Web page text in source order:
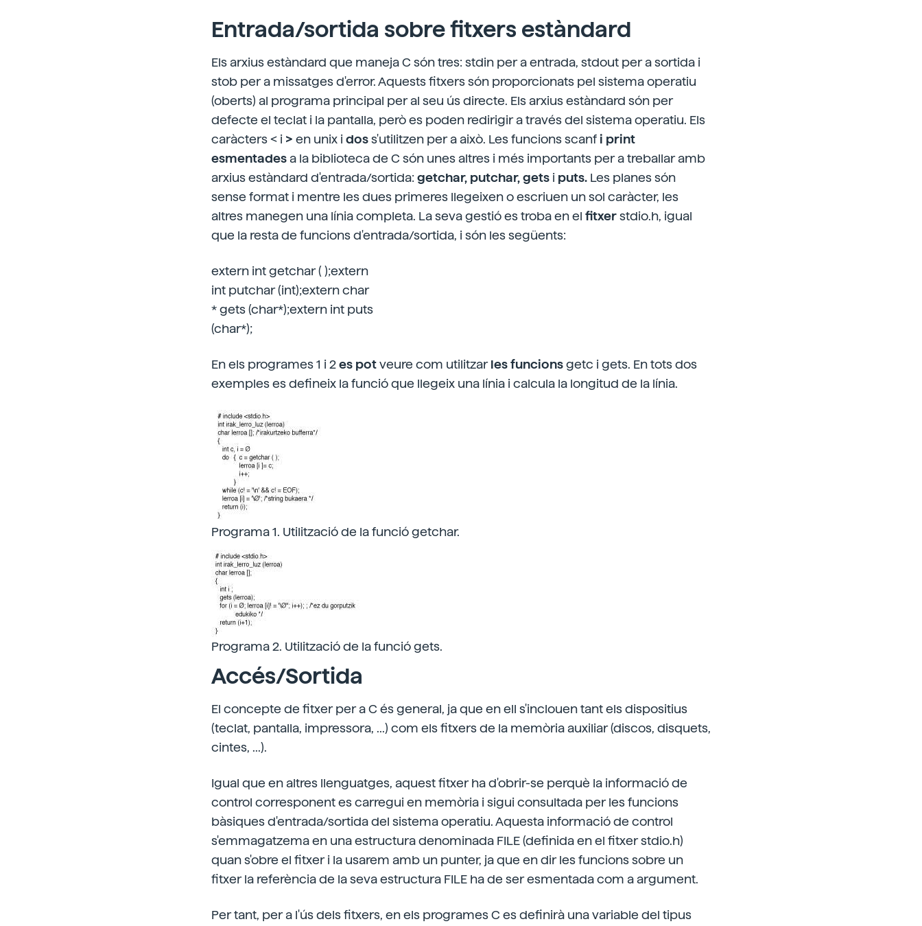
Entrada/sortida sobre fitxers estàndard
Els arxius estàndard que maneja C són tres: stdin per a entrada, stdout per a sortida i
stob per a missatgesd'error. Aquests fitxers són proporcionats pel sistema operatiu
(oberts) al programa principal per al seu ús directe. Els arxius estàndard són per
defecte el teclat i la pantalla, però es poden redirigir a través del sistema operatiu. Els
caràcters < i > en unix idoss'utilitzen per a això. Les funcions scanfi print
esmentades a la biblioteca de C són unes altres i més importants per a treballar amb
arxius estàndard d'entrada/sortida: getchar, putchar, gets i puts. Les planes són
sense format i mentre les dues primeres llegeixen o escriuen un sol caràcter, les
altres manegen una línia completa. La seva gestió es troba en el fitxerstdio.h, igual
que la resta de funcions d'entrada/sortida, i són les següents:
extern int getchar ( );extern
int putchar (int);extern char
* gets (char*);extern int puts
(char*);
En els programes 1 i 2es potveure com utilitzarles funcionsgetc i gets. En tots dos
exemples es defineix la funció que llegeix una línia i calcula la longitud de la línia.
Programa 1. Utilització de la funció getchar.
Programa 2. Utilització de la funció gets.
Accés/Sortida
El concepte de fitxer per a C és general, ja que en ell s'inclouen tant els dispositius
(teclat, pantalla, impressora, ...) com els fitxers de la memòria auxiliar (discos, disquets,
cintes, ...).
Igual que en altres llenguatges, aquest fitxer ha d'obrir-se perquè la informació de
control corresponent es carregui en memòria i sigui consultada per les funcions
bàsiques d'entrada/sortida del sistema operatiu. Aquesta informació de control
s'emmagatzema en una estructura denominada FILE (definida en el fitxer stdio.h)
quan s'obre el fitxer i la usarem amb un punter, ja que en dir les funcions sobre un
fitxer la referència de la seva estructura FILE ha de ser esmentada com a argument.
Per tant, per a l'ús dels fitxers, en els programes C es definirà una variable del tipus